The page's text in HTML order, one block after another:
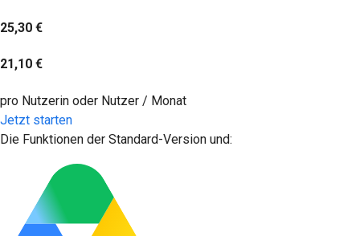
25,30 €
21,10 €
pro Nutzerin oder Nutzer / Monat
Jetzt starten
Die Funktionen der Standard-Version und: